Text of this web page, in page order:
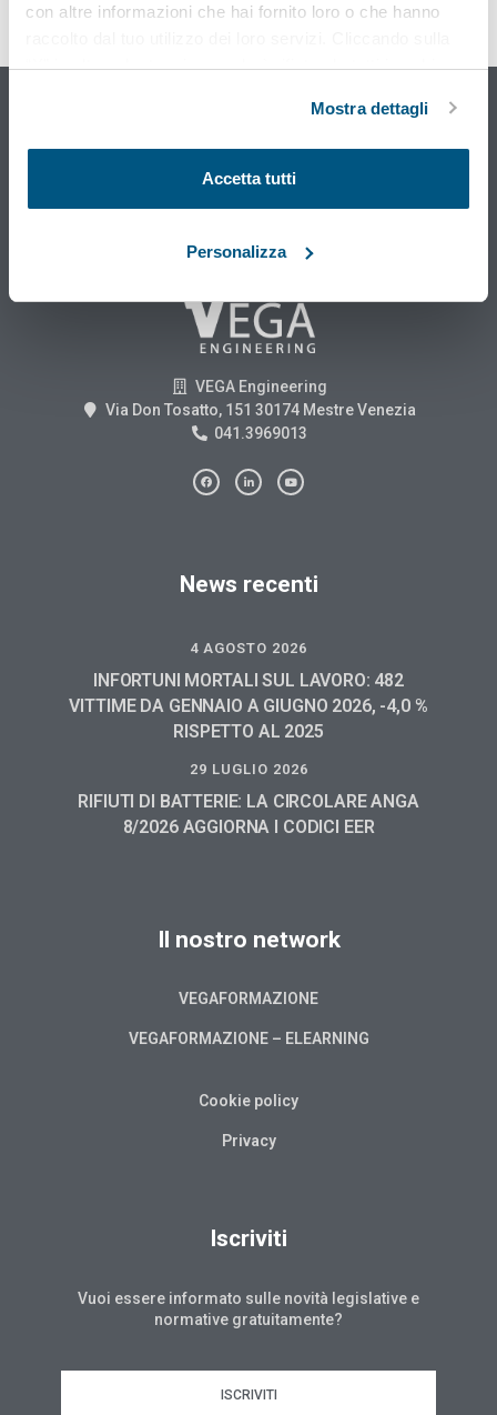
con altre informazioni che hai fornito loro o che hanno
“X” in alto a destra si procederà rifiutando tutti i cookie,
Mostra dettagli
Accetta tutti
Personalizza
Osservatorio sicurezza sul
e ambiente di Vega Engineering
VEGA Engineering
Via Don Tosatto, 151 30174 Mestre Venezia
041.3969013
News recenti
4 AGOSTO 2026
INFORTUNI MORTALI SUL LAVORO: 482
VITTIME DA GENNAIO A GIUGNO 2026, -4,0 %
RISPETTO AL 2025
29 LUGLIO 2026
RIFIUTI DI BATTERIE: LA CIRCOLARE ANGA
8/2026 AGGIORNA I CODICI EER
Il nostro network
VEGAFORMAZIONE
VEGAFORMAZIONE – ELEARNING
Cookie policy
Privacy
Iscriviti
Vuoi essere informato sulle novità legislative e
normative gratuitamente?
ISCRIVITI